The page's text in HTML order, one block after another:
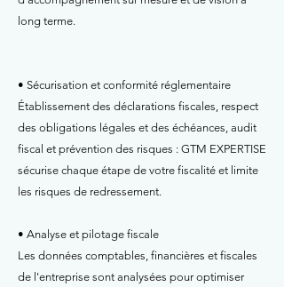
long terme.
• Sécurisation et conformité réglementaire
Établissement des déclarations fiscales, respect
des obligations légales et des échéances, audit
fiscal et prévention des risques : GTM EXPERTISE
sécurise chaque étape de votre fiscalité et limite
les risques de redressement.
• Analyse et pilotage fiscale
Les données comptables, financières et fiscales
de l'entreprise sont analysées pour optimiser